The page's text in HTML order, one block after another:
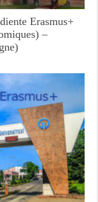
Erasmus+
–